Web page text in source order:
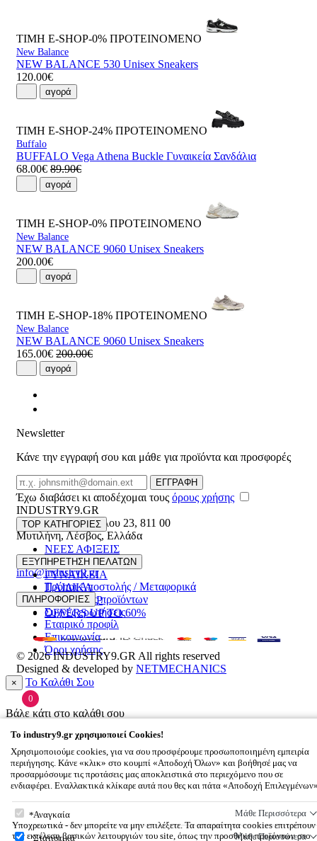
ΤΙΜΗ E-SHOP-0% ΠΡΟΤΕΙΝΟΜΕΝΟ
New Balance
NEW BALANCE 530 Unisex Sneakers
120.00€
αγορά
ΤΙΜΗ E-SHOP-24% ΠΡΟΤΕΙΝΟΜΕΝΟ
Buffalo
BUFFALO Vega Athena Buckle Γυναικεία Σανδάλια
68.00€ 89.90€
αγορά
ΤΙΜΗ E-SHOP-0% ΠΡΟΤΕΙΝΟΜΕΝΟ
New Balance
NEW BALANCE 9060 Unisex Sneakers
200.00€
αγορά
ΤΙΜΗ E-SHOP-18% ΠΡΟΤΕΙΝΟΜΕΝΟ
New Balance
NEW BALANCE 9060 Unisex Sneakers
165.00€ 200.00€
αγορά
Newsletter
Κάνε την εγγραφή σου και μάθε για προϊόντα και προσφορές
Email
ΕΓΓΡΑΦΗ
Έχω διαβάσει κι αποδέχομαι τους όρους χρήσης
INDUSTRY9.GR
Ελευθέριου Βενιζέλου 23, 811 00
Μυτιλήνη,Λέσβος,Ελλάδα
22510 55629
info@industry9.gr
TOP ΚΑΤΗΓΟΡΙΕΣ
ΝΕΕΣ ΑΦΙΞΕΙΣ
ΑΝΔΡΙΚΑ
ΓΥΝΑΙΚΕΙΑ
ΠΑΙΔΙΚΑ
ΑΞΕΣΟΥΑΡ
OFFERS UP TO 60%
ΕΞΥΠΗΡΕΤΗΣΗ ΠΕΛΑΤΩΝ
Τρόποι Αποστολής / Μεταφορικά
Επιστροφές προϊόντων
Συχνές ερωτήσεις
ΠΛΗΡΟΦΟΡΙΕΣ
Εταιρικό προφίλ
Επικοινωνία
Όροι χρήσης
© 2026INDUSTRY9.GR All rights reserved
Designed & developed by NETMECHANICS
× Το Καλάθι Σου
0
Βάλε κάτι στο καλάθι σου
To industry9.gr χρησιμοποιεί Cookies!
Χρησιμοποιούμε cookies, για να σου προσφέρουμε προσωποποιημένη εμπειρία
περιήγησης. Κάνε «κλικ» στο κουμπί «Αποδοχή Όλων» και βοήθησέ μας να
προσαρμόσουμε τις προτάσεις μας αποκλειστικά στο περιεχόμενο που σε
ενδιαφέρει. Εναλλακτικά κλίκαρε αυτά που θες και πάτα «Αποδοχή
To
Αναγκαία Μάθε Περισσότερα
Υποχρεωτικά - δεν μπορείτε να μην επιλέξετε. Τα απαραίτητα cookies επιτρέπουν
την εκτέλεση βασικών λειτουργιών του site, όπως την προσθήκη προϊόντων στο
Στατιστικά Μάθε Περισσότερα